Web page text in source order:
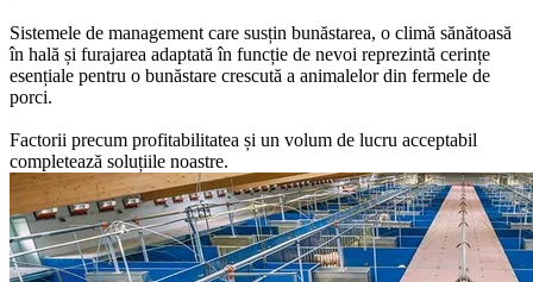
Sistemele de management care susțin bunăstarea, o climă sănătoasă
în hală și furajarea adaptată în funcție de nevoi reprezintă cerințe
esențiale pentru o bunăstare crescută a animalelor din fermele de
porci.
Factorii precum profitabilitatea și un volum de lucru acceptabil
completează soluțiile noastre.